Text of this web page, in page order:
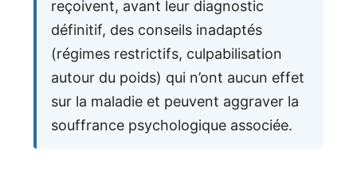
reçoivent, avant leur diagnostic
définitif, des conseils inadaptés
(régimes restrictifs, culpabilisation
autour du poids) qui n’ont aucun effet
sur la maladie et peuvent aggraver la
souffrance psychologique associée.